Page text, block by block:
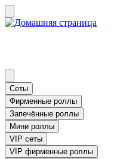
Сеты
Фирменные роллы
Запечённые роллы
Мини роллы
VIP сеты
VIP фирменные роллы